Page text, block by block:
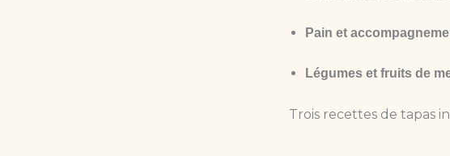
Pain et
Légumes et fruits de
Trois recettes de tapas